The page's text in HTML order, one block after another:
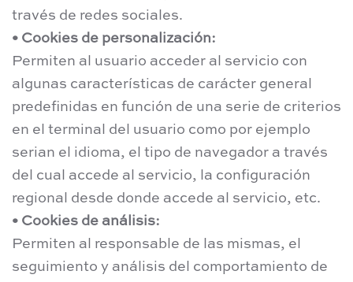
través de redes sociales.
• Cookies de personalización:
Permiten al usuario acceder al servicio con
algunas características de carácter general
predefinidas en función de una serie de criterios
en el terminal del usuario como por ejemplo
serian el idioma, el tipo de navegador a través
del cual accede al servicio, la configuración
regional desde donde accede al servicio, etc.
• Cookies de análisis:
Permiten al responsable de las mismas, el
seguimiento y análisis del comportamiento de